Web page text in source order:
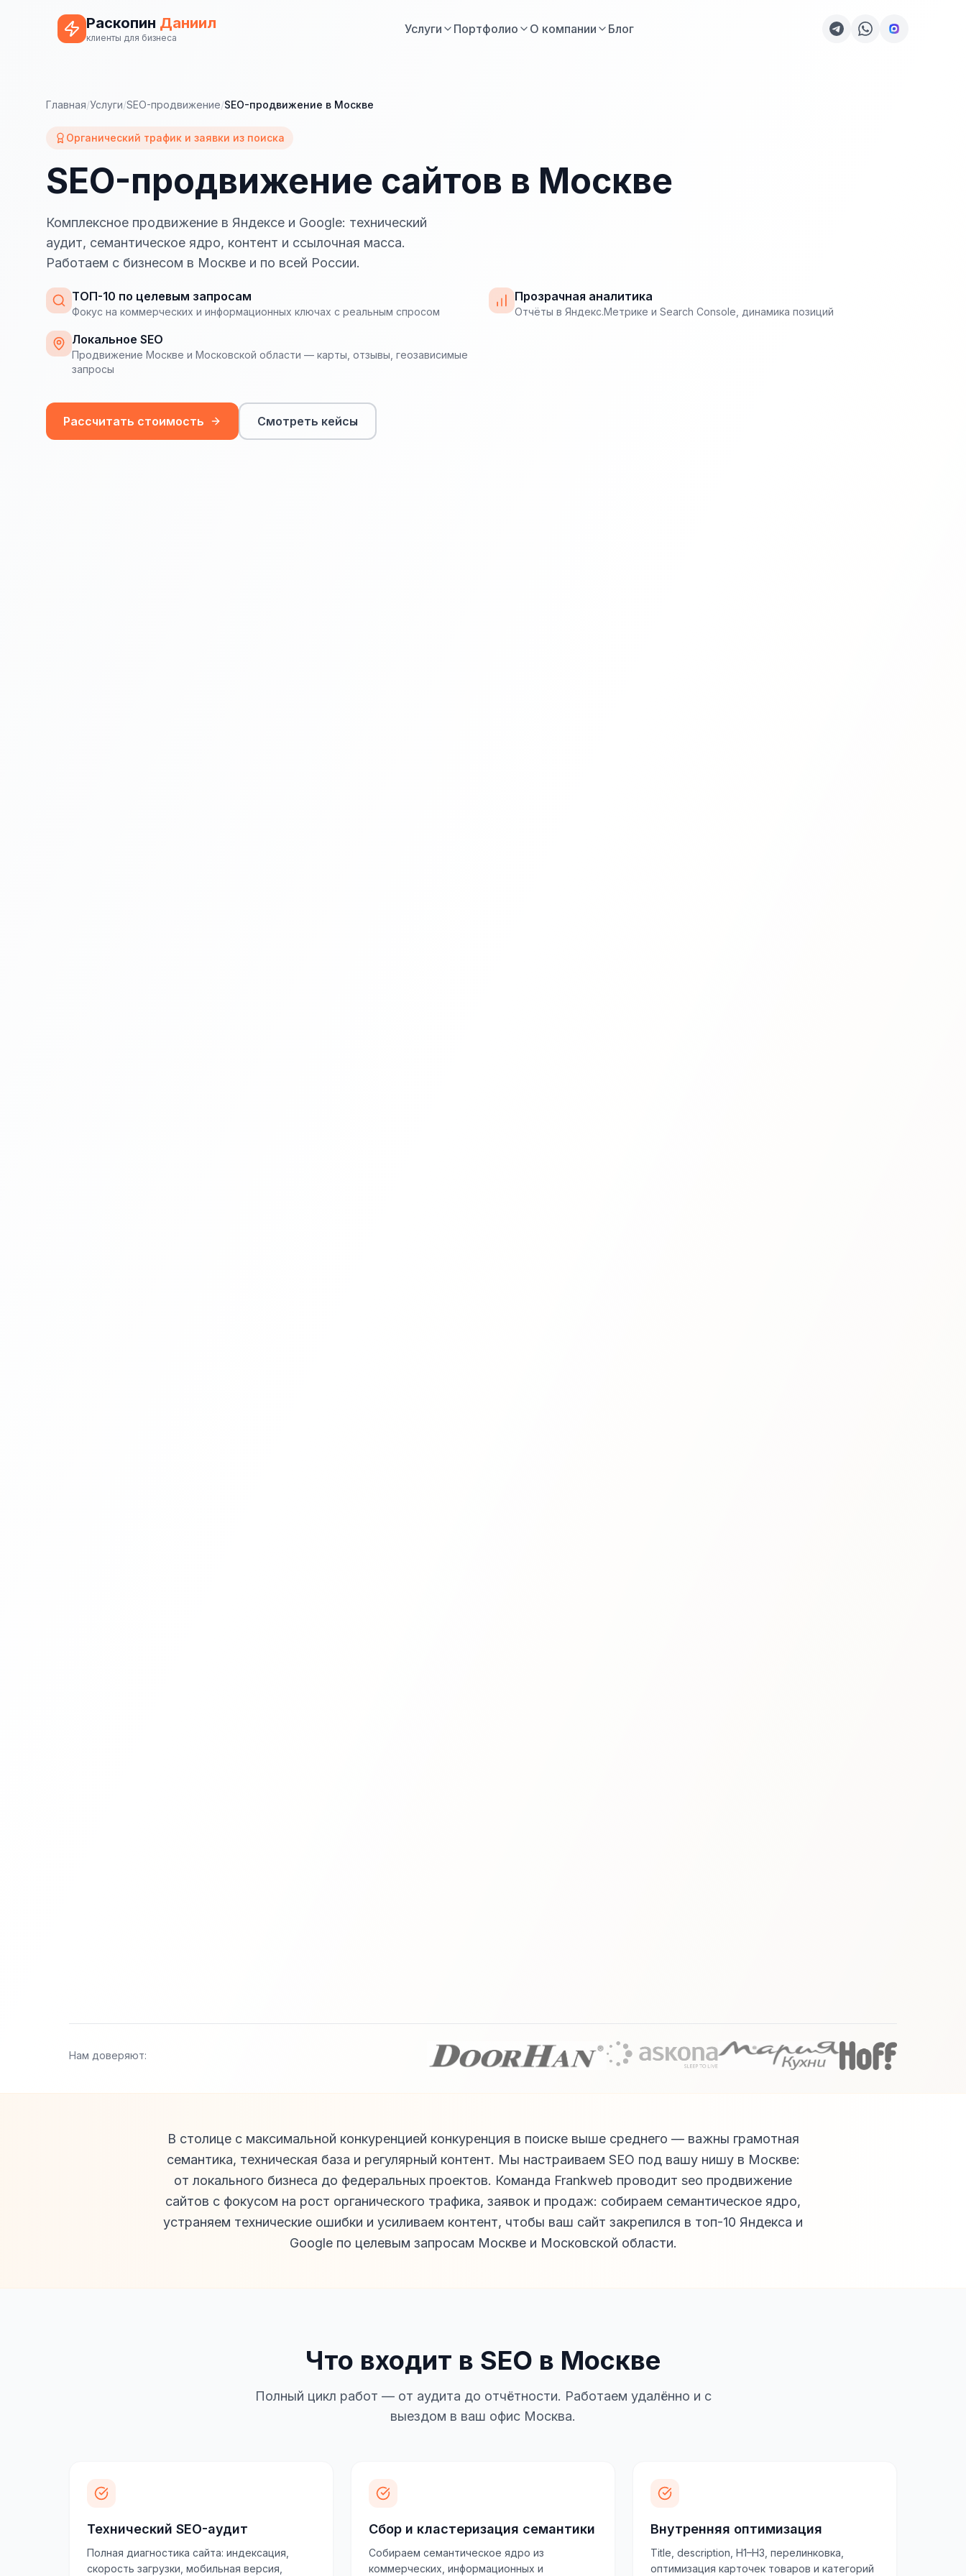
Раскопин Даниил
клиенты для бизнеса
Услуги Портфолио О компании Блог
Главная/Услуги/SEO-продвижение/SEO-продвижение в Москве
Органический трафик и заявки из поиска
SEO-продвижение сайтов в Москве
Комплексное продвижение в Яндексе и Google: технический
аудит, семантическое ядро, контент и ссылочная масса.
Работаем с бизнесом в Москве и по всей России.
ТОП-10 по целевым запросам
Фокус на коммерческих и информационных ключах с реальным спросом
Прозрачная аналитика
Отчёты в Яндекс.Метрике и Search Console, динамика позиций
Локальное SEO
Продвижение Москве и Московской области — карты, отзывы, геозависимые
запросы
Рассчитать стоимость Смотреть кейсы
Нам доверяют:
В столице с максимальной конкуренцией конкуренция в поиске выше среднего — важны грамотная
семантика, техническая база и регулярный контент. Мы настраиваем SEO под вашу нишу в Москве:
от локального бизнеса до федеральных проектов. Команда Frankweb проводит seo продвижение
сайтов с фокусом на рост органического трафика, заявок и продаж: собираем семантическое ядро,
устраняем технические ошибки и усиливаем контент, чтобы ваш сайт закрепился в топ-10 Яндекса и
Google по целевым запросам Москве и Московской области.
Что входит в SEO в Москве
Полный цикл работ — от аудита до отчётности. Работаем удалённо и с
выездом в ваш офис Москва.
Технический SEO-аудит
Полная диагностика сайта: индексация,
скорость загрузки, мобильная версия,
Сбор и кластеризация семантики
Собираем семантическое ядро из
коммерческих, информационных и
Внутренняя оптимизация
Title, description, H1–H3, перелинковка,
оптимизация карточек товаров и категорий